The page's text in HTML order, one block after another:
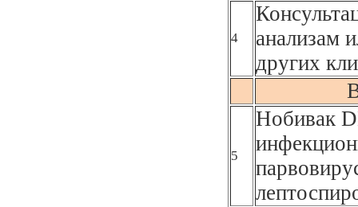
4
анализам
других
5
Нобивак